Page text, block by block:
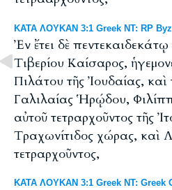
ΚΑΤΑ ΛΟΥΚΑΝ 3:1 Greek NT: RP
Ἐν ἔτει δὲ πεντεκαιδεκάτῳ
Tιβερίου Καίσαρος,
Πιλάτου τῆς Ἰουδαίας, καὶ
Γαλιλαίας Ἡρῴδου,
αὐτοῦ τετραρχοῦντος τῆς
Tραχωνίτιδος χώρας, καὶ
τετραρχοῦντος,
ΚΑΤΑ ΛΟΥΚΑΝ 3:1 Greek NT: Greek